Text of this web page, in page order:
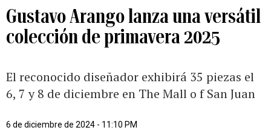
Gustavo Arango lanza una versátil
colección de primavera 2025
El reconocido diseñador exhibirá 35 piezas el
6, 7 y 8 de diciembre en The Mall o f San Juan
6 de diciembre de 2024 - 11:10 PM